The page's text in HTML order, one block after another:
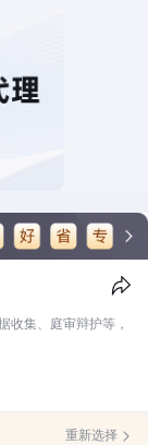
收集、庭审辩护等，
重新选择